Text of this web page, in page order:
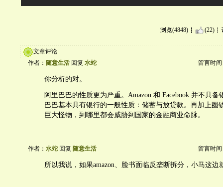
浏览(4848) (22)
文章评论
作者： 随意生活 回复 水蛇 留言时间
你分析的对。
阿里巴巴的性质更为严重。Amazon 和 Facebook 并不具
巴巴基本具有银行的一般性质：储蓄与放贷款。再加上圈
巨大怪物，到哪里都会威胁到国家的金融商业命脉。
作者： 水蛇 回复 随意生活 留言时间
所以我说，如果amazon、脸书面临反垄断拆分，小马这边